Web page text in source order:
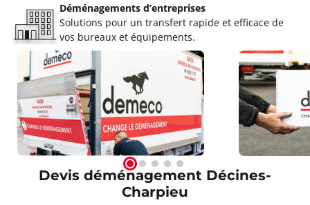
Déménagements d’entreprises
Solutions pour un transfert rapide et efficace de
vos bureaux et équipements.
Devis déménagement Décines-
Charpieu